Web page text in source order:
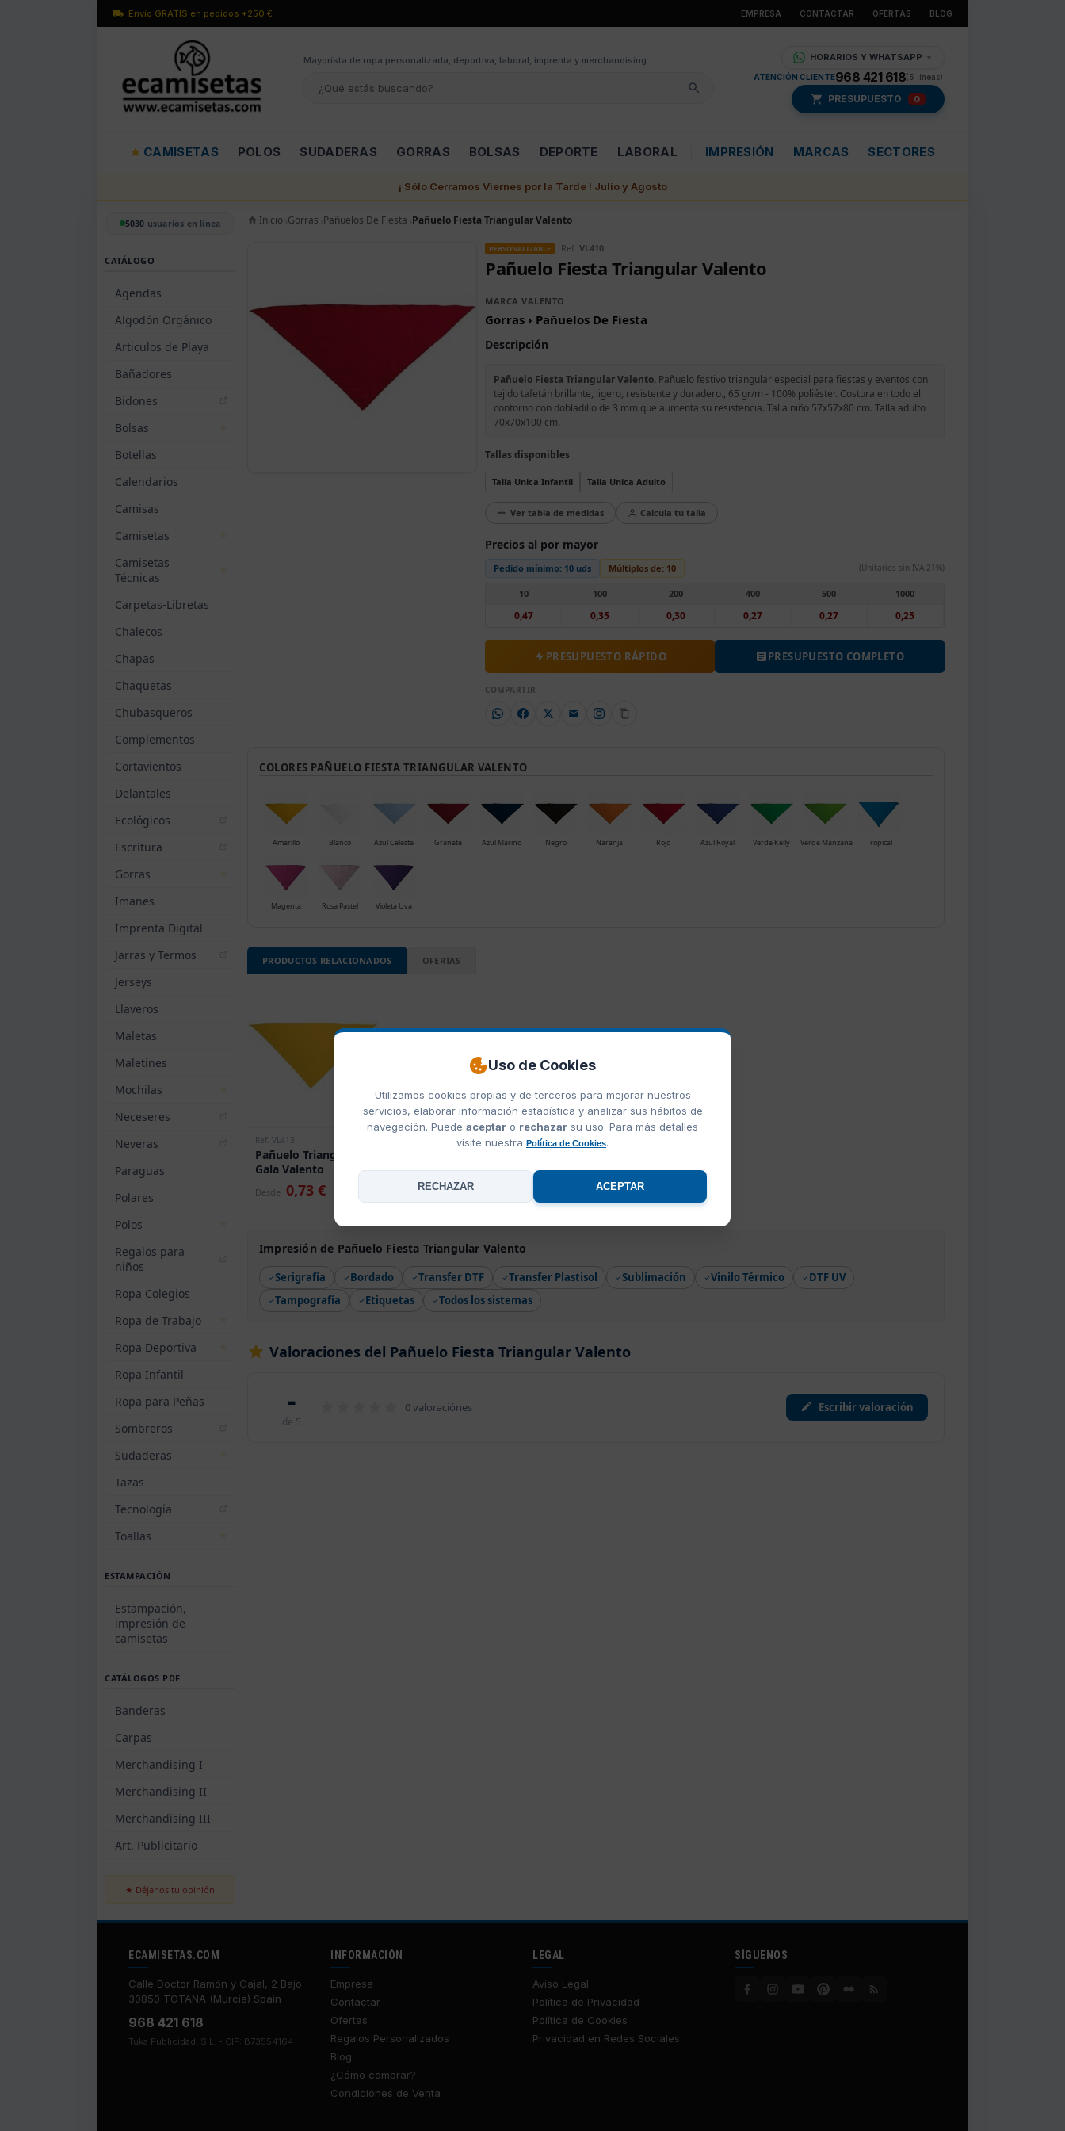
Envío GRATIS en pedidos +250 € EMPRESA CONTACTAR OFERTAS BLOG
Mayorísta de ropa personalizada, deportiva, laboral, imprenta y merchandising. HORARIOS Y WHATSAPP ▼
ATENCIÓN CLIENTE968 421 618(5 líneas)
PRESUPUESTO 0
CAMISETAS POLOS SUDADERAS GORRAS BOLSAS DEPORTE LABORAL IMPRESIÓN MARCAS SECTORES
¡ Sólo Cerramos Viernes por la Tarde ! Julio y Agosto
Uso de Cookies
Utilizamos cookies propias y de terceros para mejorar nuestros
servicios, elaborar información estadística y analizar sus hábitos de
navegación. Puede aceptar o rechazar su uso. Para más detalles
visite nuestra Política de Cookies.
RECHAZAR ACEPTAR
5030 usuarios en línea
CATÁLOGO
Agendas
Algodón Orgánico
Articulos de Playa
Bañadores
Bidones
Bolsas
Botellas
Calendarios
Camisas
Camisetas
Camisetas
Técnicas
Carpetas-Libretas
Chalecos
Chapas
Chaquetas
Chubasqueros
Complementos
Cortavientos
Delantales
Ecológicos
Escritura
Gorras
Imanes
Imprenta Digital
Jarras y Termos
Jerseys
Llaveros
Maletas
Maletines
Mochilas
Neceseres
Neveras
Paraguas
Polares
Polos
Regalos para
niños
Ropa Colegios
Ropa de Trabajo
Ropa Deportiva
Ropa Infantil
Ropa para Peñas
Sombreros
Sudaderas
Tazas
Tecnología
Toallas
ESTAMPACIÓN
Estampación,
impresión de
camisetas
CATÁLOGOS PDF
Banderas
Carpas
Merchandising I
Merchandising II
Merchandising III
Art. Publicitario
★ Déjanos tu opinión
Inicio Gorras Pañuelos De Fiesta Pañuelo Fiesta Triangular Valento
PERSONALIZABLE Ref. VL410
Pañuelo Fiesta Triangular Valento
MARCA VALENTO
Gorras › Pañuelos De Fiesta
Descripción
Pañuelo Fiesta Triangular Valento. Pañuelo festivo triangular especial para fiestas y eventos con
tejido tafetán brillante, ligero, resistente y duradero., 65 gr/m - 100% poliéster. Costura en todo el
contorno con dobladillo de 3 mm que aumenta su resistencia. Talla niño 57x57x80 cm. Talla adulto
70x70x100 cm.
Tallas disponibles
Talla Unica Infantil Talla Unica Adulto
Ver tabla de medidas Calcula tu talla
Precios al por mayor
Pedido mínimo: 10 uds Múltiplos de: 10 (Unitarios sin IVA 21%)
10
0,47
100
0,35
200
0,30
400
0,27
500
0,27
1000
0,25
PRESUPUESTO RÁPIDO PRESUPUESTO COMPLETO
COMPARTIR
COLORES PAÑUELO FIESTA TRIANGULAR VALENTO
Amarillo Blanco Azul Celeste Granate Azul Marino Negro Naranja Rojo Azul Royal Verde Kelly Verde Manzana Tropical
Magenta Rosa Pastel Violeta Uva
PRODUCTOS RELACIONADOS OFERTAS
Ref. VL413
Pañuelo Triangular
Gala Valento
Desde 0,73 €
Impresión de Pañuelo Fiesta Triangular Valento
Serigrafía Bordado Transfer DTF Transfer Plastisol Sublimación Vinilo Térmico
DTF UV
Tampografía
Etiquetas Todos los sistemas
Valoraciones del Pañuelo Fiesta Triangular Valento
-
de 5
0 valoraciónes Escribir valoración
ECAMISETAS.COM
Calle Doctor Ramón y Cajal, 2 Bajo
30850 TOTANA (Murcia) Spain
968 421 618
Tuka Publicidad, S.L. - CIF: B73554164
INFORMACIÓN
Empresa
Contactar
Ofertas
Regalos Personalizados
Blog
¿Cómo comprar?
Condiciones de Venta
LEGAL
Aviso Legal
Política de Privacidad
Política de Cookies
Privacidad en Redes Sociales
SÍGUENOS